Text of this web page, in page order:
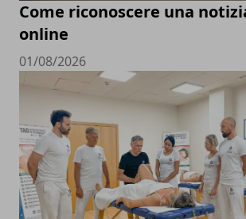
Come riconoscere una
online
01/08/2026